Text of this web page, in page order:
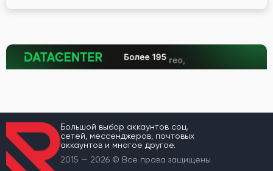
Большой выбор аккаунтов соц.
сетей, мессенджеров, почтовых
аккаунтов и многое другое.
2015 — 2026 © Все права защищены